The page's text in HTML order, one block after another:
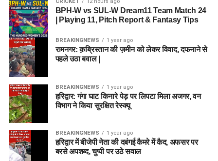
BPH-W vs SUL-W Dream11 Team Match 24
| Playing 11, Pitch Report & Fantasy Tips
BREAKINGNEWS 1 year ago
रामनगर: क़ब्रिस्तान की ज़मीन को लेकर विवाद, दफनाने से
पहले उठा बवाल |
BREAKINGNEWS 1 year ago
हरिद्वार: गंगा घाट किनारे पेड़ पर लिपटा मिला अजगर, वन
विभाग ने किया सुरक्षित रेस्क्यू
BREAKINGNEWS 1 year ago
हरिद्वार में बीजेपी नेता की दबंगई कैमरे में कैद, अफसर पर
बरसे अपशब्द, चुप्पी पर उठे सवाल